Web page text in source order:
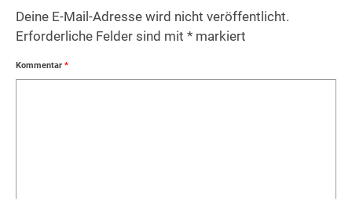
Deine E-Mail-Adresse wird nicht veröffentlicht.
Erforderliche Felder sind mit * markiert
Kommentar *